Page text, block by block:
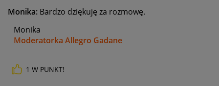
Monika: Bardzo dziękuję za rozmowę.
Monika
Moderatorka Allegro Gadane
1 W PUNKT!